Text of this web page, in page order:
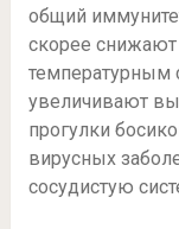
общий
скорее снижают
температурным
увеличивают
прогулки
вирусных
сосудистую